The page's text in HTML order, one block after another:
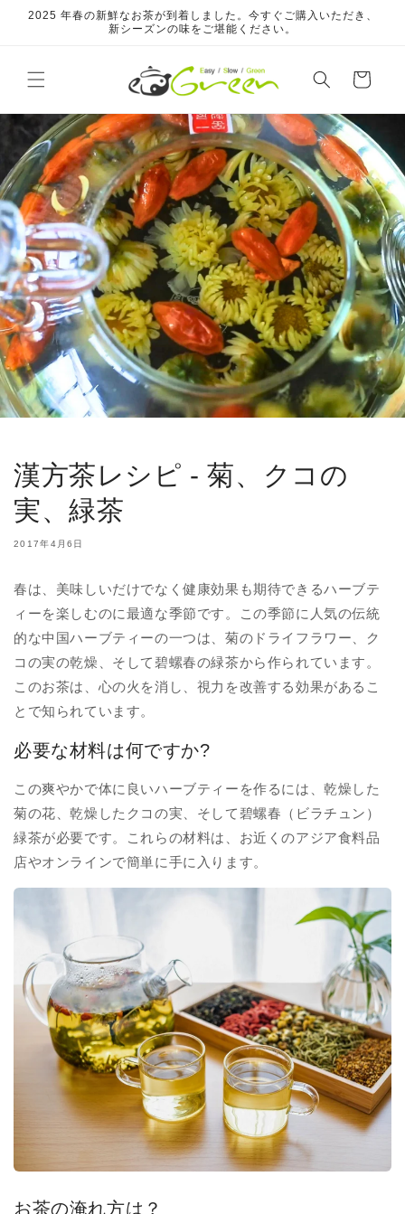
ンツに
2025 年春の新鮮なお茶が到着しました。今すぐご購入いただき、
新シーズンの味をご堪能ください。
ー
漢方茶レシピ - 菊、クコの
実、緑茶
2017年4月6日
春は、美味しいだけでなく健康効果も期待できるハーブテ
ィーを楽しむのに最適な季節です。この季節に人気の伝統
的な中国ハーブティーの一つは、菊のドライフラワー、ク
コの実の乾燥、そして碧螺春の緑茶から作られています。
このお茶は、心の火を消し、視力を改善する効果があるこ
とで知られています。
必要な材料は何ですか?
この爽やかで体に良いハーブティーを作るには、乾燥した
菊の花、乾燥したクコの実、そして碧螺春（ビラチュン）
緑茶が必要です。これらの材料は、お近くのアジア食料品
店やオンラインで簡単に手に入ります。
お茶の淹れ方は？